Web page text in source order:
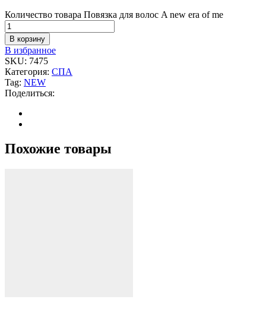
Количество товара Повязка для волос A new era of me
В корзину
В избранное
SKU: 7475
Категория: СПА
Tag: NEW
Поделиться:
Похожие товары